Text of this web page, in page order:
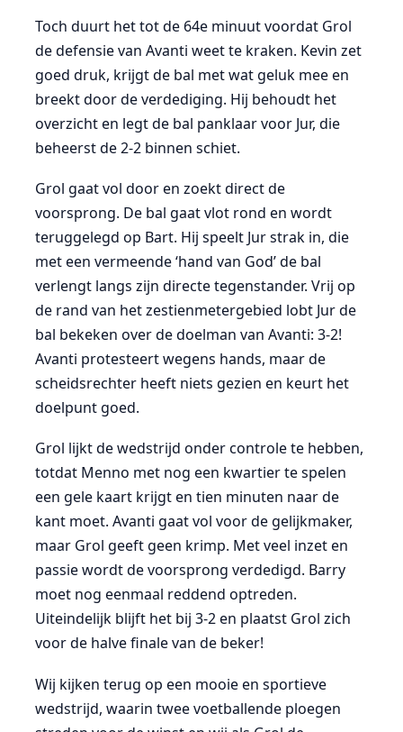
Toch duurt het tot de 64e minuut voordat Grol
de defensie van Avanti weet te kraken. Kevin zet
goed druk, krijgt de bal met wat geluk mee en
breekt door de verdediging. Hij behoudt het
overzicht en legt de bal panklaar voor Jur, die
beheerst de 2-2 binnen schiet.
Grol gaat vol door en zoekt direct de
voorsprong. De bal gaat vlot rond en wordt
teruggelegd op Bart. Hij speelt Jur strak in, die
met een vermeende ‘hand van God’ de bal
verlengt langs zijn directe tegenstander. Vrij op
de rand van het zestienmetergebied lobt Jur de
bal bekeken over de doelman van Avanti: 3-2!
Avanti protesteert wegens hands, maar de
scheidsrechter heeft niets gezien en keurt het
doelpunt goed.
Grol lijkt de wedstrijd onder controle te hebben,
totdat Menno met nog een kwartier te spelen
een gele kaart krijgt en tien minuten naar de
kant moet. Avanti gaat vol voor de gelijkmaker,
maar Grol geeft geen krimp. Met veel inzet en
passie wordt de voorsprong verdedigd. Barry
moet nog eenmaal reddend optreden.
Uiteindelijk blijft het bij 3-2 en plaatst Grol zich
voor de halve finale van de beker!
Wij kijken terug op een mooie en sportieve
wedstrijd, waarin twee voetballende ploegen